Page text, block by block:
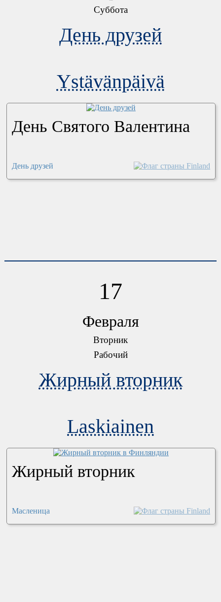
Суббота
День друзей
Ystävänpäivä
День Святого Валентина
День друзей
17
Февраля
Вторник
Рабочий
Жирный вторник
Laskiainen
Жирный вторник
Масленица